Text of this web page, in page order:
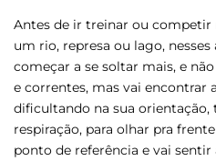
Antes de ir treinar ou
um rio, represa ou lago,
começar a se soltar mais, e
e correntes, mas vai encontrar
dificultando na sua orientação,
respiração, para olhar pra
ponto de referência e vai